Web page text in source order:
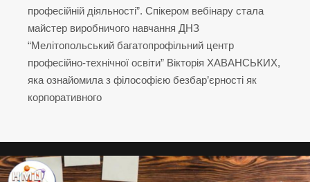
професійній діяльності”. Спікером вебінару стала
майстер виробничого навчання ДНЗ
“Мелітопольський багатопрофільний центр
професійно-технічної освіти” Вікторія ХАВАНСЬКИХ,
яка ознайомила з філософією безбар’єрності як
корпоративного